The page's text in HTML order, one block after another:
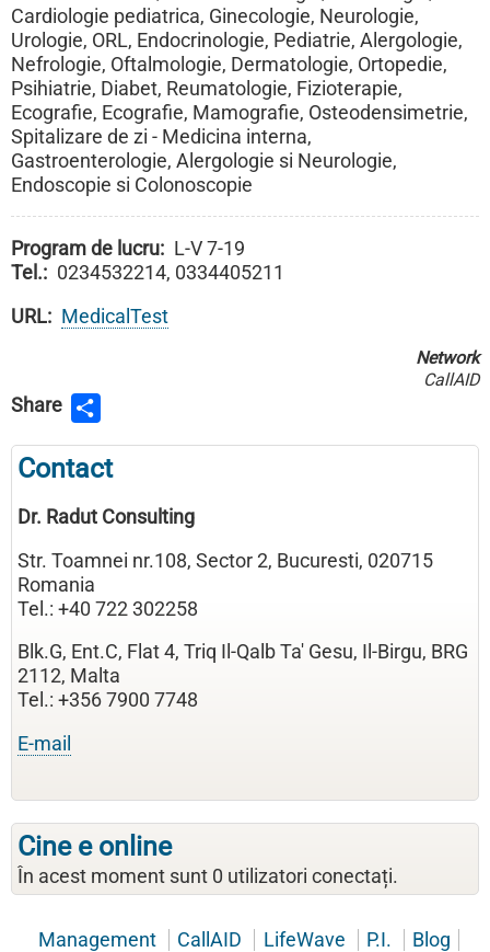
Cardiologie pediatrica, Ginecologie, Neurologie,
Urologie, ORL, Endocrinologie, Pediatrie, Alergologie,
Nefrologie, Oftalmologie, Dermatologie, Ortopedie,
Psihiatrie, Diabet, Reumatologie, Fizioterapie,
Ecografie, Ecografie, Mamografie, Osteodensimetrie,
Spitalizare de zi - Medicina interna,
Gastroenterologie, Alergologie si Neurologie,
Endoscopie si Colonoscopie
Program de lucru
L-V 7-19
Tel.
0234532214, 0334405211
URL
MedicalTest
Network
CallAID
Contact
Dr. Radut Consulting
Str. Toamnei nr.108, Sector 2, Bucuresti, 020715
Romania
Tel.: +40 722 302258
Blk.G, Ent.C, Flat 4, Triq Il-Qalb Ta' Gesu, Il-Birgu, BRG
2112, Malta
Tel.: +356 7900 7748
E-mail
Cine e online
În acest moment sunt 0 utilizatori conectați.
Management CallAID LifeWave P.I. Blog